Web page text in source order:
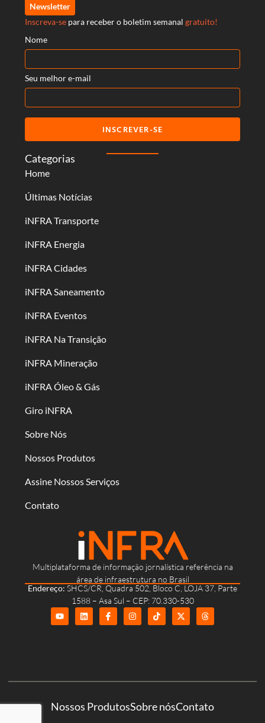
Multiplataforma de informação jornalística referência na
área de infraestrutura no Brasil
Endereço: SHCS/CR, Quadra 502, Bloco C, LOJA 37, Parte
1588 – Asa Sul – CEP: 70.330-530
Categorias
Home
Últimas Notícias
iNFRA Transporte
iNFRA Energia
iNFRA Cidades
iNFRA Saneamento
iNFRA Eventos
iNFRA Na Transição
iNFRA Mineração
iNFRA Óleo & Gás
Giro iNFRA
Sobre Nós
Nossos Produtos
Assine Nossos Serviços
Contato
Newsletter
Inscreva-se para receber o boletim semanal gratuito!
Nome
Seu melhor e-mail
INSCREVER-SE
Nossos ProdutosSobre nósContato